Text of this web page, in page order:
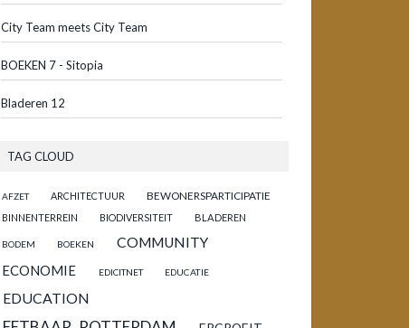
City Team meets City Team
BOEKEN 7 - Sitopia
Bladeren 12
TAG CLOUD
AFZET ARCHITECTUUR BEWONERSPARTICIPATIE
BINNENTERREIN BIODIVERSITEIT BLADEREN
BODEM BOEKEN
COMMUNITY
ECONOMIE
EDICITNET EDUCATIE
EDUCATION